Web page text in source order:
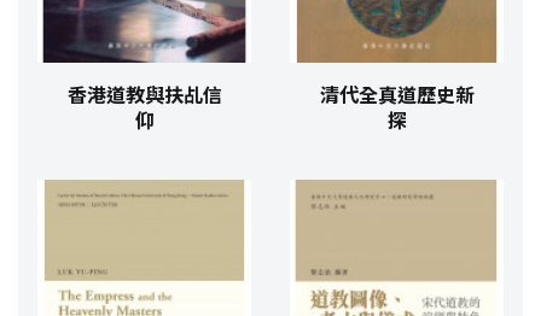
香港道教與扶乩信
仰
清代全真道歷史新
探